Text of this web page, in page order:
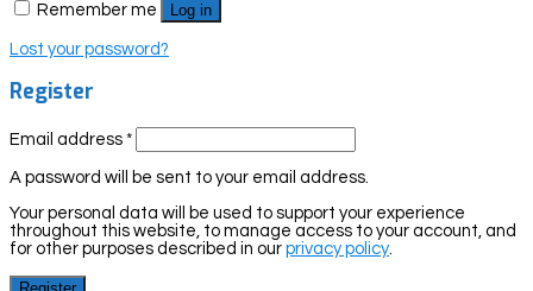
Remember me Log in
Lost your password?
Register
Email address *
A password will be sent to your email address.
Your personal data will be used to support your experience
throughout this website, to manage access to your account, and
for other purposes described in our privacy policy.